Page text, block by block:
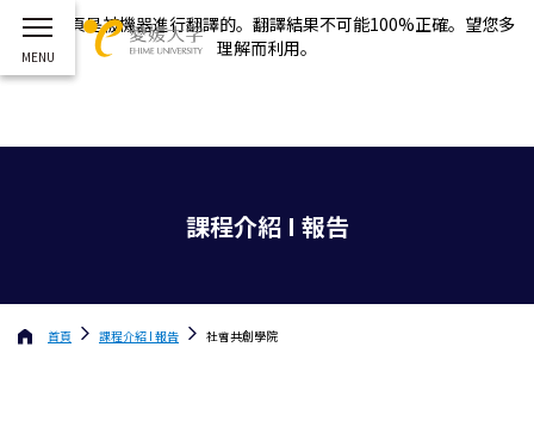
這個網頁是被機器進行翻譯的。翻譯結果不可能100%正確。望您多
理解而利用。
課程介紹 I 報告
首頁 課程介紹 I 報告 社會共創學院